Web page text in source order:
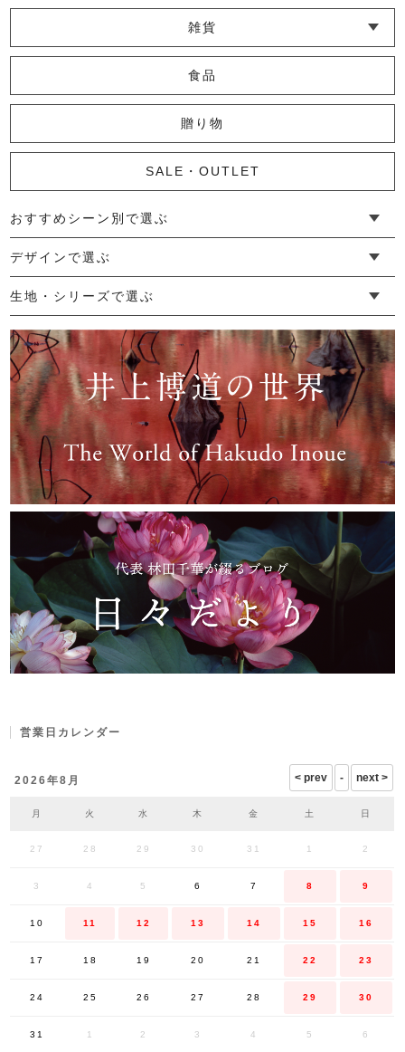
└ 蚊帳のふきん
└ かっぽう着・エプロン
└ その他キッチン小物
└ コースター
└ ランチョンマット・プレースマット
└ テーブルランナー・テーブルセンター
雑貨
└ その他小物
└ タオル・ハンカチ
└ ポーチ
└ インテリア
食品
贈り物
SALE・OUTLET
おすすめシーン別で選ぶ
└ 新生活
└ 和装
└ 旅行
└ 快眠
└ お祝い
デザインで選ぶ
└ ゆったりデザイン
└ 小柄さんにおすすめデザイン
└ 袖付きデザイン
└ メンズ・ユニセックスデザイン
└ 暮らしの黒色特集
生地・シリーズで選ぶ
└ 手紬手織り麻
└ 先染め麻
└ からみ織
└ グレーズリネン
└ 綿麻帆布
└ リネンツイード
└ リネンハンプ
└ ざっくり麻
└ オーガニックの蚊帳
└ かやキノミシリーズ
└ ふちどりシリーズ
└ 花紋シリーズ
└ 小紋シリーズ
└ 華わびシリーズ
└ 波ステッチシリーズ
└ あゆみ鹿シリーズ
└ 森の鹿シリーズ
└ まほろばシリーズ
└ 刺し子渦シリーズ
└ 革の水玉シリーズ
└ 新ビオシリーズ
営業日カレンダー
2026年8月
月 火 水 木 金 土 日
27 28 29 30 31 1 2
3 4 5 6 7 8 9
10 11 12 13 14 15 16
17 18 19 20 21 22 23
24 25 26 27 28 29 30
31 1 2 3 4 5 6